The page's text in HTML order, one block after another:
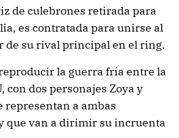
de culebrones retirada para
es contratada para unirse al
de su rival principal en el ring.
la guerra fría entre la
con dos personajes Zoya y
representan a ambas
que van a dirimir su incruenta